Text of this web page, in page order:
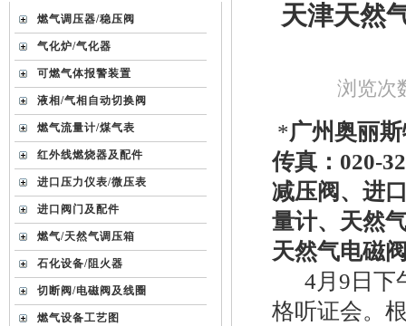
燃气调压器/稳压阀
气化炉/气化器
可燃气体报警装置
液相/气相自动切换阀
燃气流量计/煤气表
红外线燃烧器及配件
进口压力仪表/微压表
进口阀门及配件
燃气/天然气调压箱
石化设备/阻火器
切断阀/电磁阀及线圈
燃气设备工艺图
天津天然
浏览次
*广州奥丽
传真：020-
减压阀、进
量计、天然
天然气电磁
4月9日下
格听证会。